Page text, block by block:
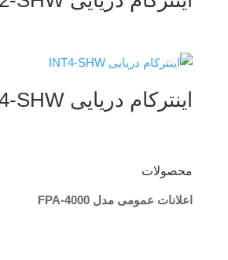
اینترکام دریایی INT4-SHW
محصولات
اعلانات عمومی مدل FPA-4000